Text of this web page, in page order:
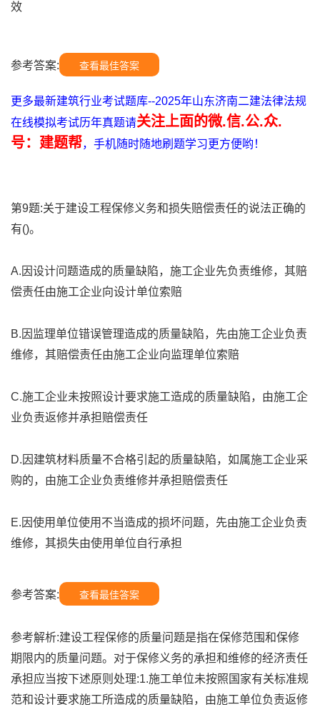
效
参考答案: 查看最佳答案
更多最新建筑行业考试题库--2025年山东济南二建法律法规
在线模拟考试历年真题请关注上面的微.信.公.众.
号：建题帮，手机随时随地刷题学习更方便哟！
第9题:关于建设工程保修义务和损失赔偿责任的说法正确的
有()。
A.因设计问题造成的质量缺陷，施工企业先负责维修，其赔
偿责任由施工企业向设计单位索赔
B.因监理单位错误管理造成的质量缺陷，先由施工企业负责
维修，其赔偿责任由施工企业向监理单位索赔
C.施工企业未按照设计要求施工造成的质量缺陷，由施工企
业负责返修并承担赔偿责任
D.因建筑材料质量不合格引起的质量缺陷，如属施工企业采
购的，由施工企业负责维修并承担赔偿责任
E.因使用单位使用不当造成的损坏问题，先由施工企业负责
维修，其损失由使用单位自行承担
参考答案: 查看最佳答案
参考解析:建设工程保修的质量问题是指在保修范围和保修
期限内的质量问题。对于保修义务的承担和维修的经济责任
承担应当按下述原则处理:1.施工单位未按照国家有关标准规
范和设计要求施工所造成的质量缺陷，由施工单位负责返修